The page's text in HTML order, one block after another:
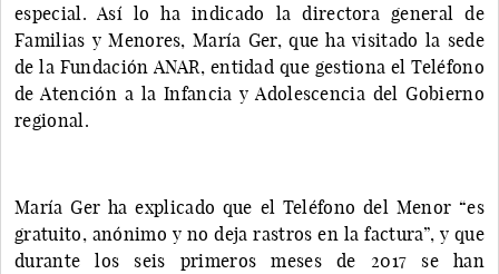
especial. Así lo ha indicado la directora general de
Familias y Menores, María Ger, que ha visitado la sede
de la Fundación ANAR, entidad que gestiona el Teléfono
de Atención a la Infancia y Adolescencia del Gobierno
regional.
María Ger ha explicado que el Teléfono del Menor “es
gratuito, anónimo y no deja rastros en la factura”, y que
durante los seis primeros meses de 2017 se han